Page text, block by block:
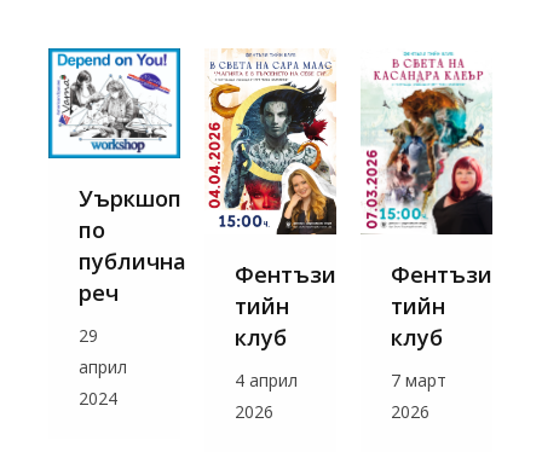
Уъркшоп
по
публична
реч
29
април
2024
Фентъзи
тийн
клуб
4 април
2026
Фентъзи
тийн
клуб
7 март
2026